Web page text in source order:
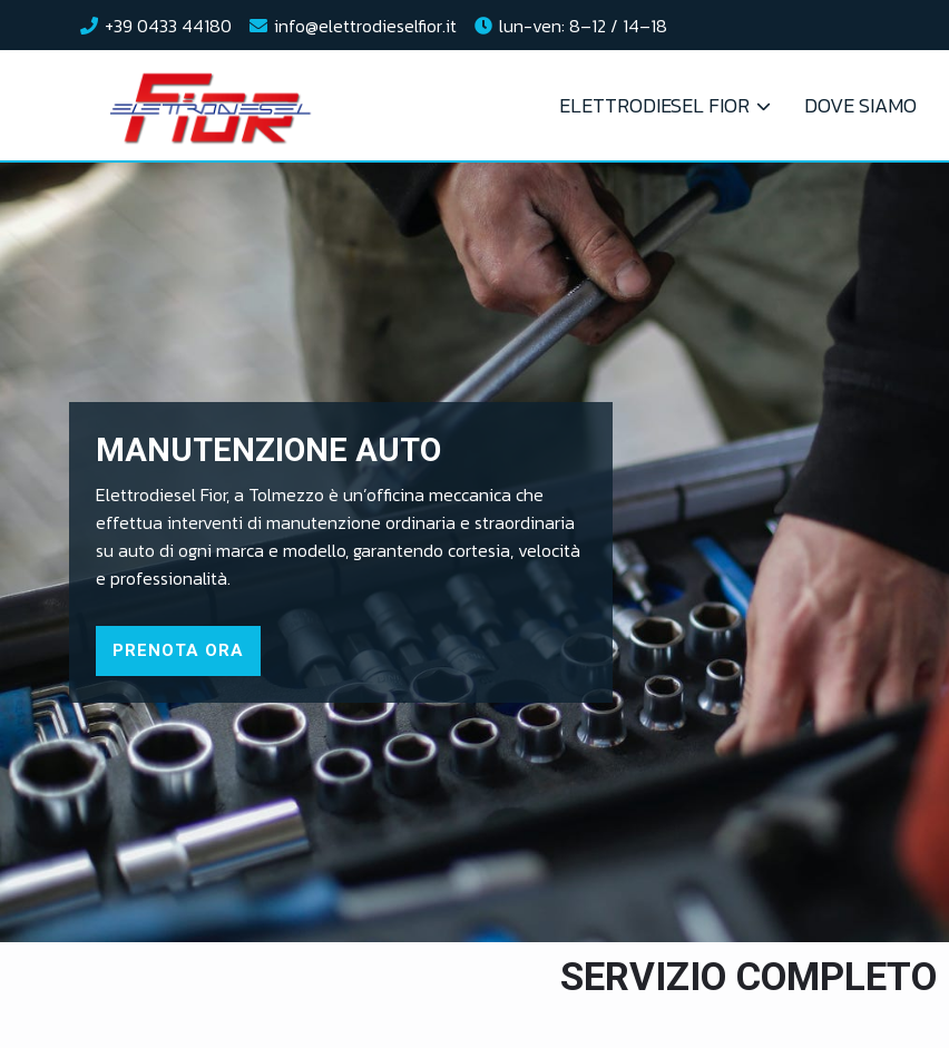
+39 0433 44180 info@elettrodieselfior.it lun-ven: 8–12 / 14–18
ELETTRODIESEL FIOR DOVE SIAMO
MANUTENZIONE AUTO
Elettrodiesel Fior, a Tolmezzo è un’officina meccanica che
effettua interventi di manutenzione ordinaria e straordinaria
su auto di ogni marca e modello, garantendo cortesia, velocità
e professionalità.
PRENOTA ORA
SERVIZIO COMPLETO